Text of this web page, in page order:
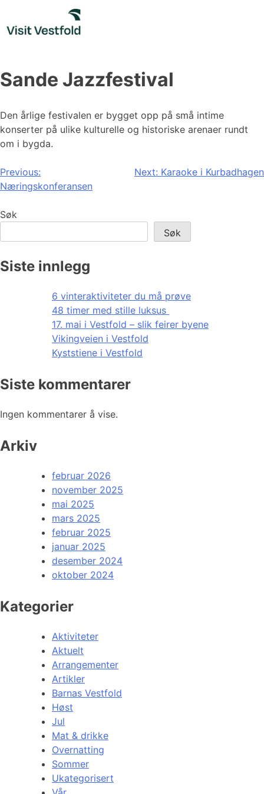
content
Sande Jazzfestival
Den årlige festivalen er bygget opp på små intime
konserter på ulike kulturelle og historiske arenaer rundt
om i bygda.
Innleggsnavigasjon
Previous:
Næringskonferansen
Next: Karaoke i Kurbadhagen
Søk
Søk
Siste innlegg
6 vinteraktiviteter du må prøve
48 timer med stille luksus
17. mai i Vestfold – slik feirer byene
Vikingveien i Vestfold
Kyststiene i Vestfold
Siste kommentarer
Ingen kommentarer å vise.
Arkiv
februar 2026
november 2025
mai 2025
mars 2025
februar 2025
januar 2025
desember 2024
oktober 2024
Kategorier
Aktiviteter
Aktuelt
Arrangementer
Artikler
Barnas Vestfold
Høst
Jul
Mat & drikke
Overnatting
Sommer
Ukategorisert